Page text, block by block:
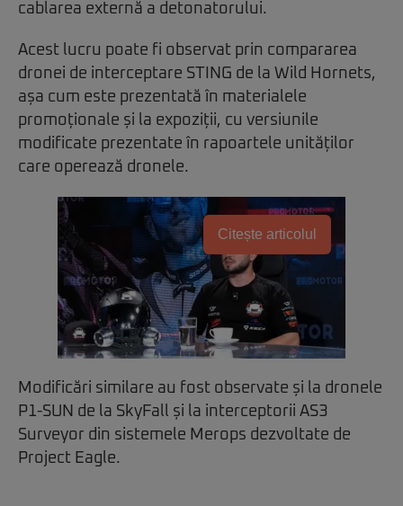
cablarea externă a detonatorului.
Acest lucru poate fi observat prin compararea
dronei de interceptare STING de la Wild Hornets,
așa cum este prezentată în materialele
promoționale și la expoziții, cu versiunile
modificate prezentate în rapoartele unităților
care operează dronele.
Citește articolul
Modificări similare au fost observate și la dronele
P1-SUN de la SkyFall și la interceptorii AS3
Surveyor din sistemele Merops dezvoltate de
Project Eagle.